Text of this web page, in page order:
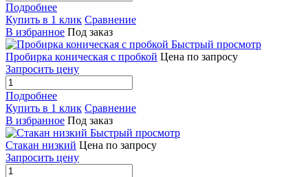
Подробнее
Купить в 1 клик Сравнение
В избранное Под заказ
Быстрый просмотр
Пробирка коническая с пробкой Цена по запросу
Запросить цену
Подробнее
Купить в 1 клик Сравнение
В избранное Под заказ
Быстрый просмотр
Стакан низкий Цена по запросу
Запросить цену